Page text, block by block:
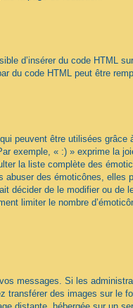
d’insérer du code HTML
du code HTML peut être
peuvent être utilisées grâce
exemple, « :) » exprime la
la liste complète des
des émoticônes, elles
décider de le modifier ou de
limiter le nombre
messages. Si les
transférer des images sur le